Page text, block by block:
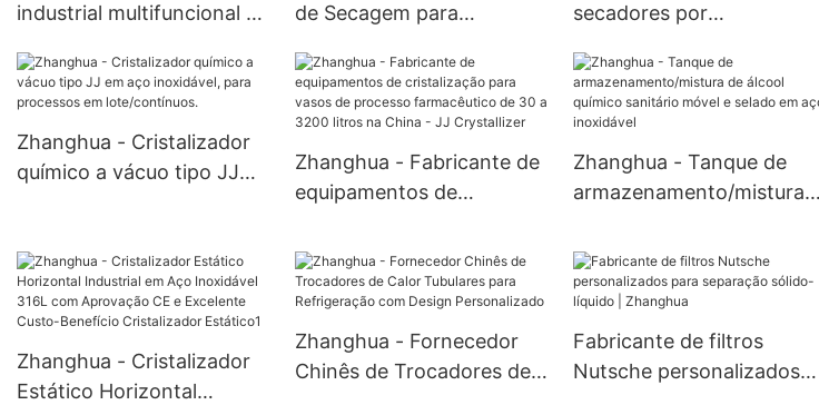
industrial multifuncional de
Unidade de secagem
multifuncional com
lâminas.
de Secagem para
Secagem Farmacêutica -
Filtro Secador Nutsche
Agitado AHFD
secadores por
de alta qualidade para a
indústria farmacêutica.
Unidade de secagem por
pulverização.
Zhanghua - Cristalizador
químico a vácuo tipo JJ
lote/contínuos.
Zhanghua - Fabricante de
equipamentos de
de processo farmacêutico
de 30 a 3200 litros na
China - JJ Crystallizer
Zhanghua - Tanque de
armazenamento/mistura
móvel e selado em aço
inoxidável
Zhanghua - Cristalizador
Estático Horizontal
Zhanghua - Fornecedor
Chinês de Trocadores de
Fabricante de filtros
Nutsche personalizados